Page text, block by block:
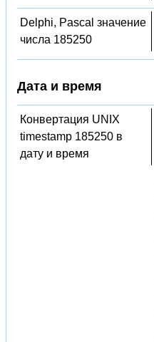
Delphi, Pascal значение
числа 185250
Дата и время
Конвертация UNIX
timestamp 185250 в
дату и время